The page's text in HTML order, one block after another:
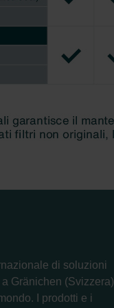
di soluzioni
Gränichen (Svizzera)
I prodotti e i